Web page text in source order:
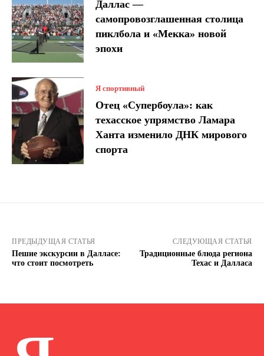
Даллас —
самопровозглашенная столица
пиклбола и «Мекка» новой
эпохи
Я спортивный
Отец «Супербоула»: как
техасское упрямство Ламара
Ханта изменило ДНК мирового
спорта
ПРЕДЫДУЩАЯ СТАТЬЯ
Пешие экскурсии в Далласе:
что стоит посмотреть
СЛЕДУЮЩАЯ СТАТЬЯ
Традиционные блюда региона
Техас и Далласа